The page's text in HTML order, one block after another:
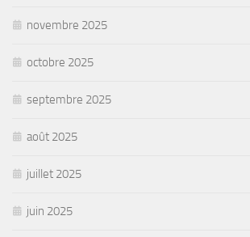
novembre 2025
octobre 2025
septembre 2025
août 2025
juillet 2025
juin 2025